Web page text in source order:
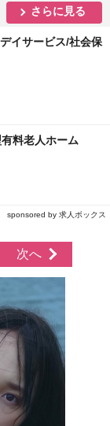
さらに見る
イサービス/社会保
料老人ホーム
sponsored by 求人ボックス
次へ